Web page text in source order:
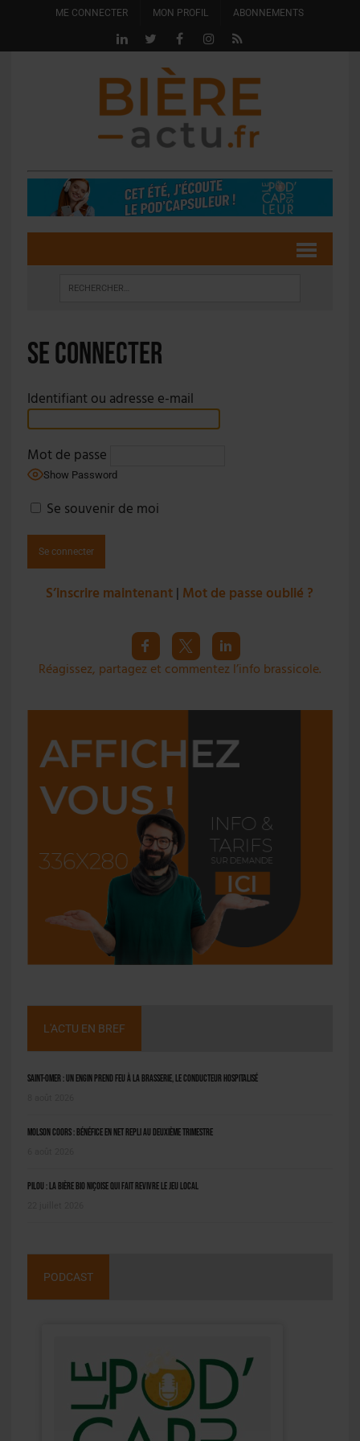
ME CONNECTER MON PROFIL ABONNEMENTS
Se connecter
Identifiant ou adresse e-mail
Mot de passe
Show Password
Se souvenir de moi
S’inscrire maintenant | Mot de passe oublié ?
Réagissez, partagez et commentez l’info brassicole.
L'ACTU EN BREF
Saint-Omer : un engin prend feu à la brasserie, le conducteur hospitalisé
Molson Coors : bénéfice en net repli au deuxième trimestre
Pilou : la bière bio niçoise qui fait revivre le jeu local
PODCAST